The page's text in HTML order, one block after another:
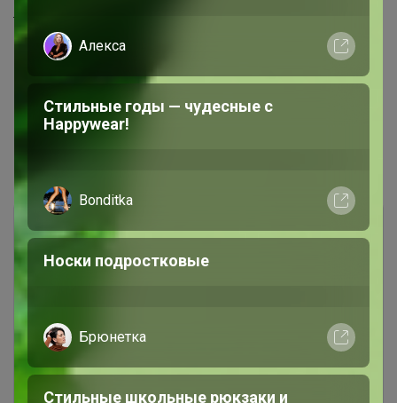
Требуется сотрудник в цр Пашенный. Все вопросы в ЛС
Чтобы ответить или задать вопрос
необходимо авторизоваться на сайте
Алекса
Стильные годы — чудесные с
Happywear!
Bonditka
Носки подростковые
Брюнетка
Стильные школьные рюкзаки и